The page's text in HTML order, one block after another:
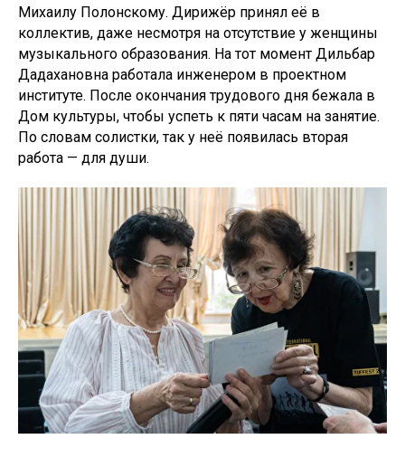
Михаилу Полонскому. Дирижёр принял её в
коллектив, даже несмотря на отсутствие у женщины
музыкального образования. На тот момент Дильбар
Дадахановна работала инженером в проектном
институте. После окончания трудового дня бежала в
Дом культуры, чтобы успеть к пяти часам на занятие.
По словам солистки, так у неё появилась вторая
работа — для души.